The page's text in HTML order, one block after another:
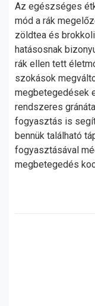
Az egészséges
mód a rák
zöldtea és
hatásosnak
rák ellen tett
szokások
megbetegedések
rendszeres
fogyasztás is
bennük található
fogyasztásával
megbetegedés